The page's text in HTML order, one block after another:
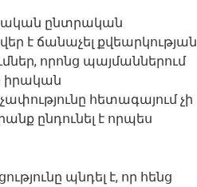
ընտրական
է ճանաչել քվեարկության
որոնց պայմաններում
իրական
հետագայում չի
ընդունել է որպես
պնդել է, որ հենց